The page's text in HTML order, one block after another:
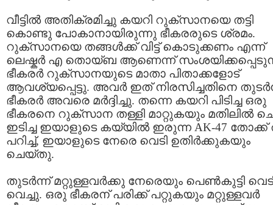
വീട്ടില്‍ അതിക്രമിച്ചു കയറി റുക്സാനയെ തട്ടി
കൊണ്ടു പോകാനായിരുന്നു ഭീകരരുടെ ശ്രമം.
റുക്സാനയെ തങ്ങള്‍ക്ക് വിട്ട് കൊടുക്കണം എന്ന്
ലെഷ്കര്‍ എ തൊയ്ബ ആണെന്ന്
ഭീകരര്‍ റുക്സാനയുടെ മാതാ പിതാക്കളോട്
ആവശ്യപ്പെട്ടു. അവര്‍ ഇത് നിരസിച്ചതിനെ
ഭീകരര്‍ അവരെ മര്‍ദ്ദിച്ചു. തന്നെ കയറി പിടിച്ച ഒരു
ഭീകരനെ റുക്സാന തള്ളി മാറ്റുകയും മതിലില്‍
ഇടിച്ച ഇയാളുടെ കയ്യില്‍ ഇരുന്ന AK-47 തോക്ക്
പറിച്ച്, ഇയാളുടെ നേരെ വെടി ഉതിര്‍ക്കുകയും
ചെയ്തു.
തുടര്‍ന്ന് മറ്റുള്ളവര്‍ക്കു നേരെയും പെണ്‍കുട്ടി
വെച്ചു. ഒരു ഭീകരന് പരിക്ക് പറ്റുകയും മറ്റുള്ളവര്‍